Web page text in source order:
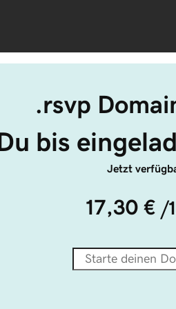
.rsvp
bis
Jetzt
17,30 € /